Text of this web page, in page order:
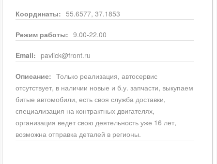
Координаты: 55.6577, 37.1853
Режим работы: 9.00-22.00
Email: pavlick@front.ru
Описание: Только реализация, автосервис
отсутствует, в наличии новые и б.у. запчасти, выкупаем
битые автомобили, есть своя служба доставки,
специализация на контрактных двигателях,
организация ведет свою деятельность уже 16 лет,
возможна отправка деталей в регионы.